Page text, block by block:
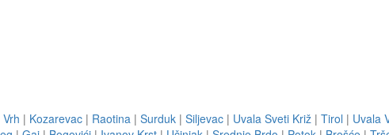
| Kozarevac | Raotina | Surduk | Siljevac | Uvala Sveti Križ | Tirol | Uvala